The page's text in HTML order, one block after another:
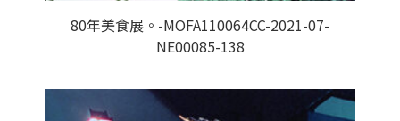
80年美食展。-MOFA110064CC-2021-07-
NE00085-138